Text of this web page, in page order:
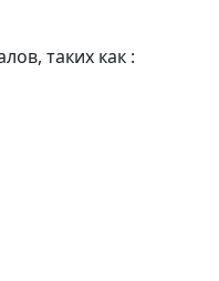
таких как :